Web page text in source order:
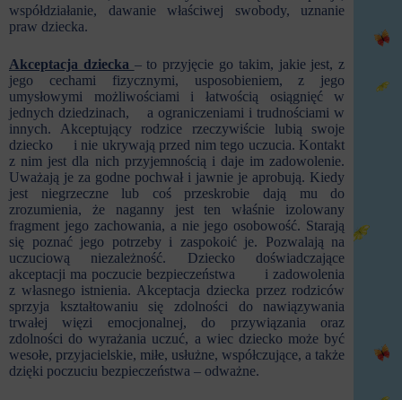
współdziałanie, dawanie właściwej swobody, uznanie
praw dziecka.
Akceptacja dziecka – to przyjęcie go takim, jakie jest, z
jego cechami fizycznymi, usposobieniem, z jego
umysłowymi możliwościami i łatwością osiągnięć w
jednych dziedzinach, a ograniczeniami i trudnościami w
innych. Akceptujący rodzice rzeczywiście lubią swoje
dziecko i nie ukrywają przed nim tego uczucia. Kontakt
z nim jest dla nich przyjemnością i daje im zadowolenie.
Uważają je za godne pochwał i jawnie je aprobują. Kiedy
jest niegrzeczne lub coś przeskrobie dają mu do
zrozumienia, że naganny jest ten właśnie izolowany
fragment jego zachowania, a nie jego osobowość. Starają
się poznać jego potrzeby i zaspokoić je. Pozwalają na
uczuciową niezależność. Dziecko doświadczające
akceptacji ma poczucie bezpieczeństwa i zadowolenia
z własnego istnienia. Akceptacja dziecka przez rodziców
sprzyja kształtowaniu się zdolności do nawiązywania
trwałej więzi emocjonalnej, do przywiązania oraz
zdolności do wyrażania uczuć, a wiec dziecko może być
wesołe, przyjacielskie, miłe, usłużne, współczujące, a także
dzięki poczuciu bezpieczeństwa – odważne.